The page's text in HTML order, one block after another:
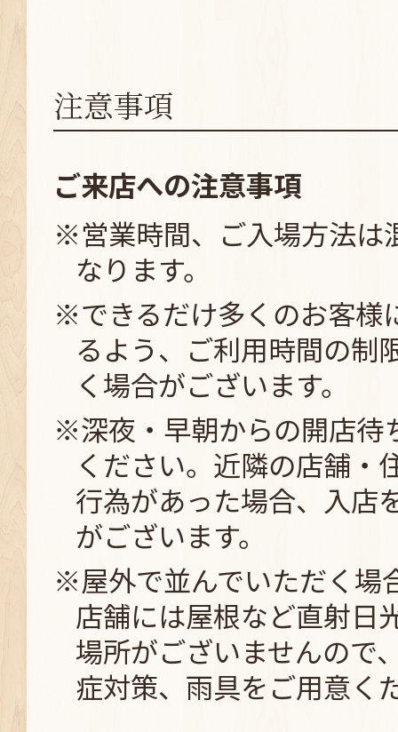
注意事項
ご来店への注意事項
※営業時間、ご入場方法は
なります。
※できるだけ多くのお客様
るよう、ご利用時間の制
く場合がございます。
※深夜・早朝からの開店待
ください。近隣の店舗・
行為があった場合、入店
がございます。
※屋外で並んでいただく場
店舗には屋根など直射日
場所がございませんので
症対策、雨具をご用意く